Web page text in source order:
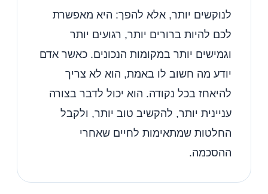
לנוקשים יותר, אלא להפך: היא מאפשרת
לכם להיות ברורים יותר, רגועים יותר
וגמישים יותר במקומות הנכונים. כאשר אדם
יודע מה חשוב לו באמת, הוא לא צריך
להיאחז בכל נקודה. הוא יכול לדבר בצורה
עניינית יותר, להקשיב טוב יותר, ולקבל
החלטות שמתאימות לחיים שאחרי
ההסכמה.